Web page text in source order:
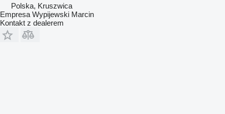
Polska, Kruszwica
Empresa Wypijewski Marcin
Kontakt z dealerem